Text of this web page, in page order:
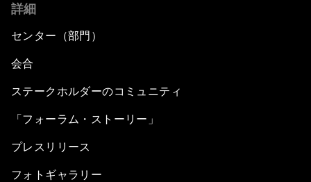
詳細
センター（部門）
会合
ステークホルダーのコミュニティ
「フォーラム・ストーリー」
プレスリリース
フォトギャラリー